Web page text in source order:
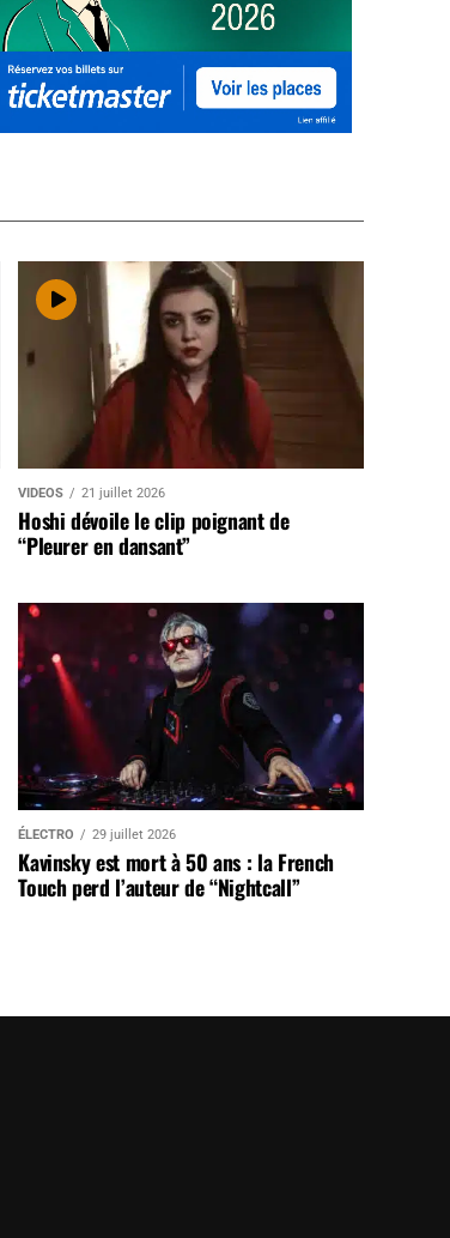
VIDEOS 21 juillet 2026
Hoshi dévoile le clip poignant de
“Pleurer en dansant”
ÉLECTRO 29 juillet 2026
Kavinsky est mort à 50 ans : la French
Touch perd l’auteur de “Nightcall”